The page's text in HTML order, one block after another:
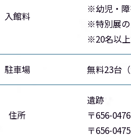
入館料
※幼児・
※特別展の
※20名以
駐車場 無料23台
住所
遺跡
〒656-
〒656-